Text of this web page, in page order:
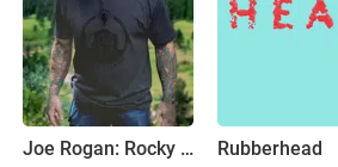
Joe Rogan: Rocky Mountain High Rubberhead